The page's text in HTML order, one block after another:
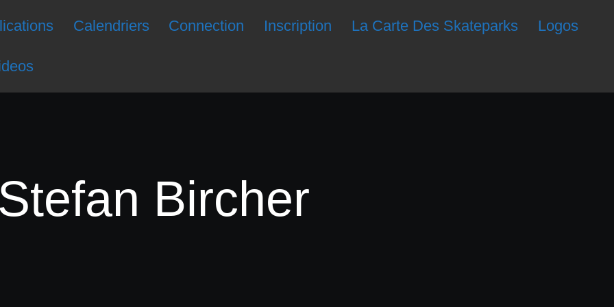
Calendriers Connection Inscription La Carte Des Skateparks Logos
Bircher